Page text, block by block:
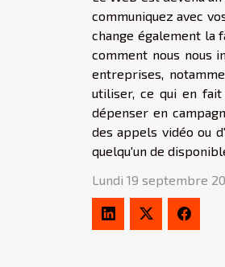
communiquez avec
change également la
comment nous nous
entreprises,
utiliser, ce qui en
dépenser en
des appels vidéo ou
quelqu'un de
Lundi 19 septembre